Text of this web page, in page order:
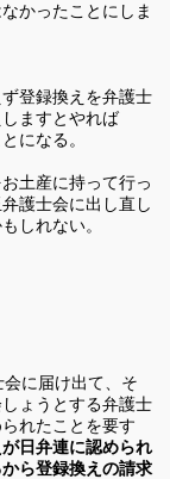
かったことにしま
登録換えを弁護士
ますとやれば
になる。
土産に持って行っ
護士会に出し直し
しれない。
に届け出て、そ
ょうとする弁護士
れたことを要す
日弁連に認められ
ら登録換えの請求